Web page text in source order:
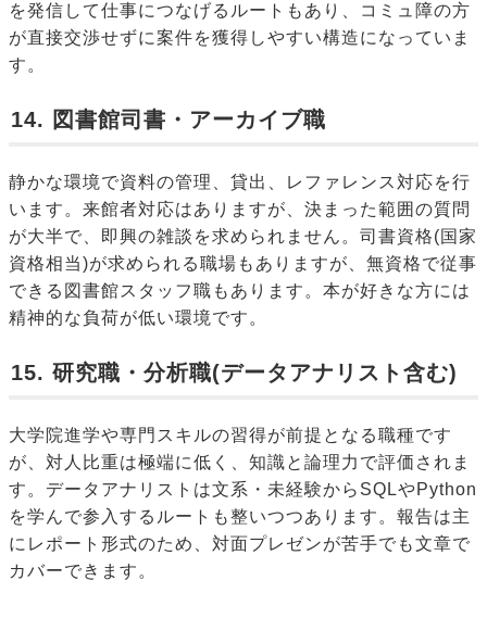
を発信して仕事につなげるルートもあり、コミュ障の方
が直接交渉せずに案件を獲得しやすい構造になっていま
す。
14. 図書館司書・アーカイブ職
静かな環境で資料の管理、貸出、レファレンス対応を行
います。来館者対応はありますが、決まった範囲の質問
が大半で、即興の雑談を求められません。司書資格(国家
資格相当)が求められる職場もありますが、無資格で従事
できる図書館スタッフ職もあります。本が好きな方には
精神的な負荷が低い環境です。
15. 研究職・分析職(データアナリスト含む)
大学院進学や専門スキルの習得が前提となる職種です
が、対人比重は極端に低く、知識と論理力で評価されま
す。データアナリストは文系・未経験からSQLやPython
を学んで参入するルートも整いつつあります。報告は主
にレポート形式のため、対面プレゼンが苦手でも文章で
カバーできます。